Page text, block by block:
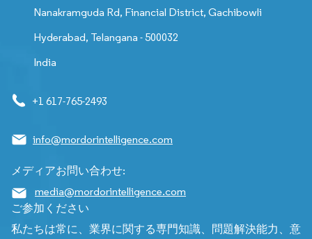
Nanakramguda Rd, Financial District, Gachibowli
Hyderabad, Telangana - 500032
India
+1 617-765-2493
info@mordorintelligence.com
メディアお問い合わせ:
media@mordorintelligence.com
ご参加ください
私たちは常に、業界に関する専門知識、問題解決能力、意